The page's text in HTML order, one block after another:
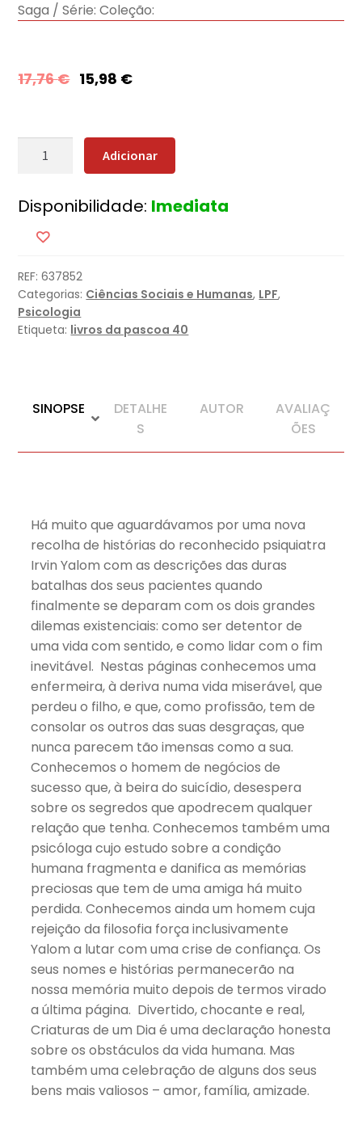
Saga / Série: Coleção:
17,76€ 15,98 €
Quantidade
de
um
Adicionar
Disponibilidade: Imediata
REF:637852
Categorias: Ciências Sociais e Humanas, LPF,
Psicologia
Etiqueta: livros da pascoa 40
SINOPSE
DETALHE
S
AUTOR
AVALIAÇ
ÕES
Há muito que aguardávamos por uma nova
recolha de histórias do reconhecido psiquiatra
Irvin Yalom com as descrições das duras
batalhas dos seus pacientes quando
finalmente se deparam com os dois grandes
dilemas existenciais: como ser detentor de
uma vida com sentido, e como lidar com o fim
inevitável. Nestas páginas conhecemos uma
enfermeira, à deriva numa vida miserável, que
perdeu o filho, e que, como profissão, tem de
consolar os outros das suas desgraças, que
nunca parecem tão imensas como a sua.
Conhecemos o homem de negócios de
sucesso que, à beira do suicídio, desespera
sobre os segredos que apodrecem qualquer
relação que tenha. Conhecemos também uma
psicóloga cujo estudo sobre a condição
humana fragmenta e danifica as memórias
preciosas que tem de uma amiga há muito
perdida. Conhecemos ainda um homem cuja
rejeição da filosofia força inclusivamente
Yalom a lutar com uma crise de confiança. Os
seus nomes e histórias permanecerão na
nossa memória muito depois de termos virado
a última página. Divertido, chocante e real,
Criaturas de um Dia é uma declaração honesta
sobre os obstáculos da vida humana. Mas
também uma celebração de alguns dos seus
bens mais valiosos – amor, família, amizade.